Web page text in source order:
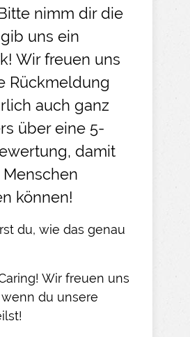
nimm dir die
uns ein
Wir freuen uns
Rückmeldung
auch ganz
über eine 5-
damit
können!
du, wie das genau
Wir freuen uns
du unsere